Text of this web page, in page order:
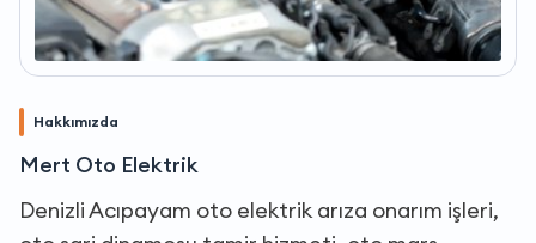
Hakkımızda
Mert Oto Elektrik
Denizli Acıpayam oto elektrik arıza onarım işleri,